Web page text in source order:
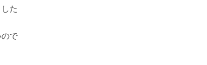
た
で